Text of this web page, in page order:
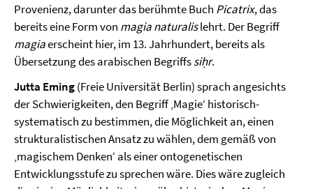
Provenienz, darunter das berühmte Buch Picatrix, das
bereits eine Form von magia naturalislehrt. Der Begriff
magiaerscheint hier, im 13. Jahrhundert, bereits als
Übersetzung des arabischen Begriffssiḥr.
Jutta Eming(Freie Universität Berlin) sprach angesichts
der Schwierigkeiten, den Begriff ‚Magie‘ historisch-
systematisch zu bestimmen, die Möglichkeit an, einen
strukturalistischen Ansatz zu wählen, dem gemäß von
‚magischem Denken‘ als einer ontogenetischen
Entwicklungsstufe zu sprechen wäre. Dies wäre zugleich